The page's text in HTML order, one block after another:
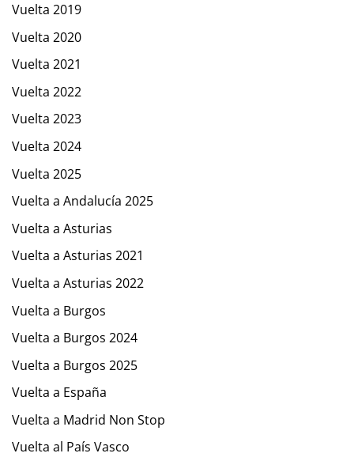
Vuelta 2019
Vuelta 2020
Vuelta 2021
Vuelta 2022
Vuelta 2023
Vuelta 2024
Vuelta 2025
Vuelta a Andalucía 2025
Vuelta a Asturias
Vuelta a Asturias 2021
Vuelta a Asturias 2022
Vuelta a Burgos
Vuelta a Burgos 2024
Vuelta a Burgos 2025
Vuelta a España
Vuelta a Madrid Non Stop
Vuelta al País Vasco